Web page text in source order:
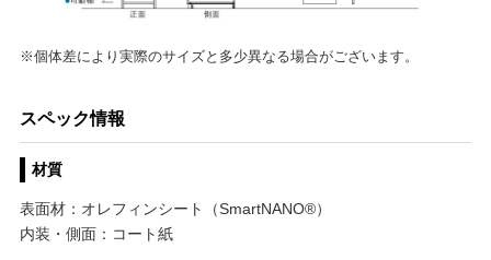
※個体差により実際のサイズと多少異なる場合がございます。
スペック情報
材質
表面材：オレフィンシート（SmartNANO®）
内装・側面：コート紙